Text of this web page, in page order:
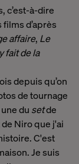
c’est-à-dire
d’après
affaire, Le
fait de la
depuis qu’on
de tournage
du setde
Niro que j'ai
C'est
Je suis